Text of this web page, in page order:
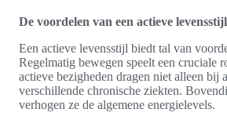
De voordelen van een actieve levensstijl
Een actieve levensstijl biedt tal van
Regelmatig bewegen speelt een cruciale
actieve bezigheden dragen niet alleen bij
verschillende chronische ziekten.
verhogen ze de algemene energielevels.